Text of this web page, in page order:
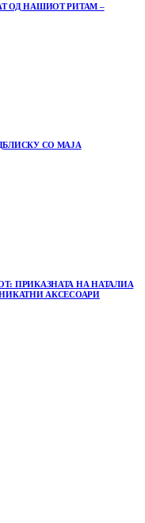
ОД НАШИОТ РИТАМ –
СО МАЈА
ПРИКАЗНАТА НА НАТАЛИА
АКСЕСОАРИ